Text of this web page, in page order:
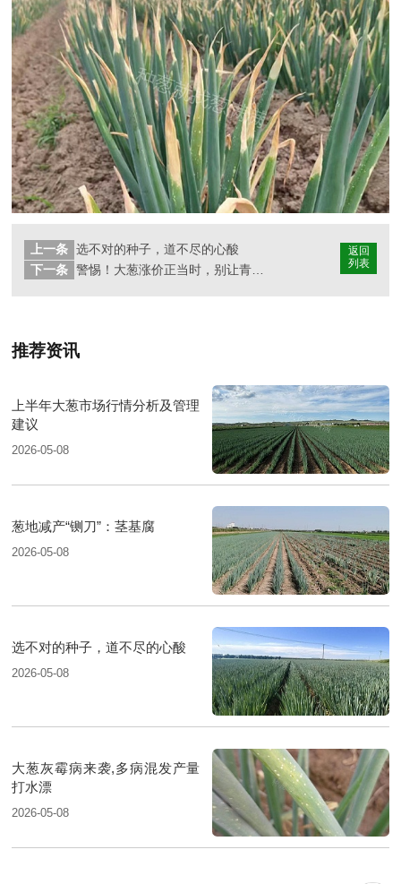
返回
列表
上一条 选不对的种子，道不尽的心酸
下一条
推荐资讯
上半年大葱市场行情分析及管理
建议
2026-05-08
葱地减产“铡刀”：茎基腐
2026-05-08
选不对的种子，道不尽的心酸
2026-05-08
大葱灰霉病来袭,多病混发产量
打水漂
2026-05-08